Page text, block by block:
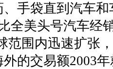
手袋直到汽车和
全美头号汽车经
范围内迅速扩张
的交易额2003